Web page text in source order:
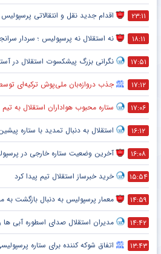
۲۳:۱۱ اقدام جدید نقل و انتقالاتی
۱۸:۱۱ نه استقلال نه پرسپولیس ؛ سردار
۱۷:۵۱ نگرانی بزرگ پیشکسوت استقلال در
۱۷:۱۲ جذب دروازه‌بان ملی‌پوش ترکیه‌ای
۱۷:۰۶ ستاره محبوب هواداران استقلال به تیم
۱۶:۱۲ استقلال به دنبال تمدید با ستاره
۱۶:۰۸ آخرین وضعیت ستاره خارجی در
۱۵:۵۴ خرید خبرساز استقلال تیم پیدا کرد
۱۴:۵۹ معمار پرسپولیس به دنبال بازگشت به مستطیل سبز ؛
۱۴:۴۲ مدیران استقلال صدای اسطوره آبی ها
۱۳:۴۳ اتفاق شوکه کننده برای ستاره